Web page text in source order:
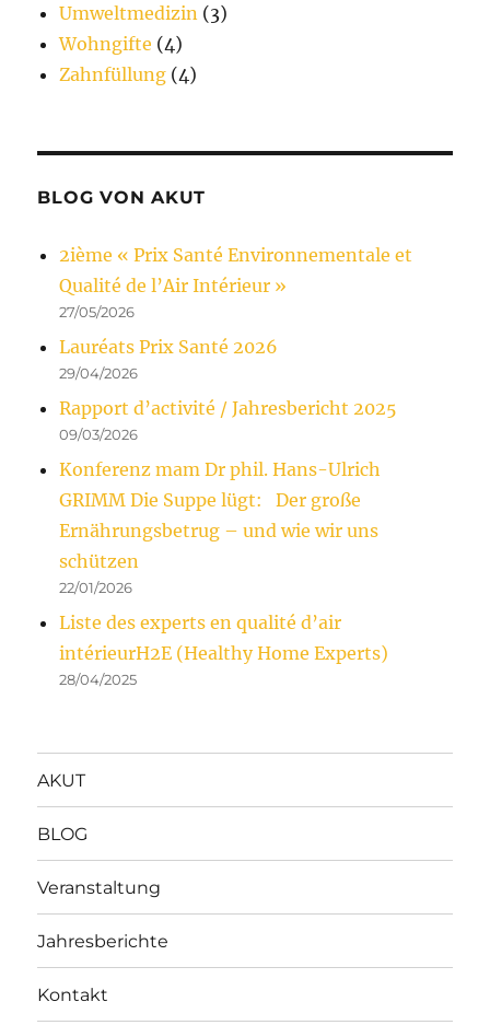
Umweltmedizin (3)
Wohngifte (4)
Zahnfüllung (4)
BLOG VON AKUT
2ième « Prix Santé Environnementale et
Qualité de l’Air Intérieur »
27/05/2026
Lauréats Prix Santé 2026
29/04/2026
Rapport d’activité / Jahresbericht 2025
09/03/2026
Konferenz mam Dr phil. Hans-Ulrich
GRIMM Die Suppe lügt: Der große
Ernährungsbetrug – und wie wir uns
schützen
22/01/2026
Liste des experts en qualité d’air
intérieurH2E (Healthy Home Experts)
28/04/2025
AKUT
BLOG
Veranstaltung
Jahresberichte
Kontakt